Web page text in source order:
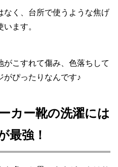
なく、台所で使うような焦げ
ます。
がこすれて傷み、色落ちして
がぴったりなんです♪
カー靴の洗濯には
最強！